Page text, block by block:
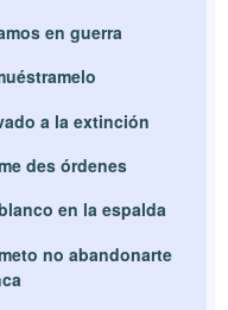
en guerra
a la extinción
des órdenes
en la espalda
no abandonarte